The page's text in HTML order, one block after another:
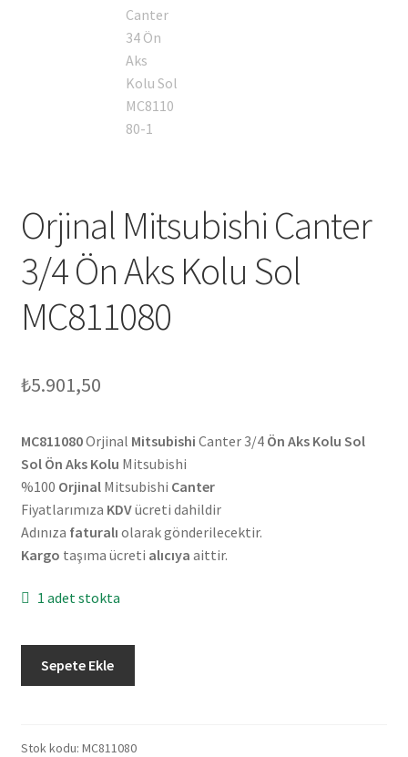
Orjinal Mitsubishi Canter
3/4 Ön Aks Kolu Sol
MC811080
₺5.901,50
MC811080Orjinal Mitsubishi Canter 3/4 Ön Aks Kolu Sol
Sol Ön Aks Kolu Mitsubishi
%100 OrjinalMitsubishi Canter
Fiyatlarımıza KDVücreti dahildir
Adınıza faturalı olarak gönderilecektir.
Kargo taşıma ücreti alıcıya aittir.
1 adet stokta
Mitsubishi
Ön
Sepete Ekle
Stok kodu: MC811080